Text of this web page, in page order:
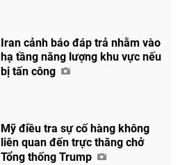
Iran cảnh báo đáp trả nhằm vào
hạ tầng năng lượng khu vực nếu
bị tấn công
Mỹ điều tra sự cố hàng không
liên quan đến trực thăng chở
Tổng thống Trump